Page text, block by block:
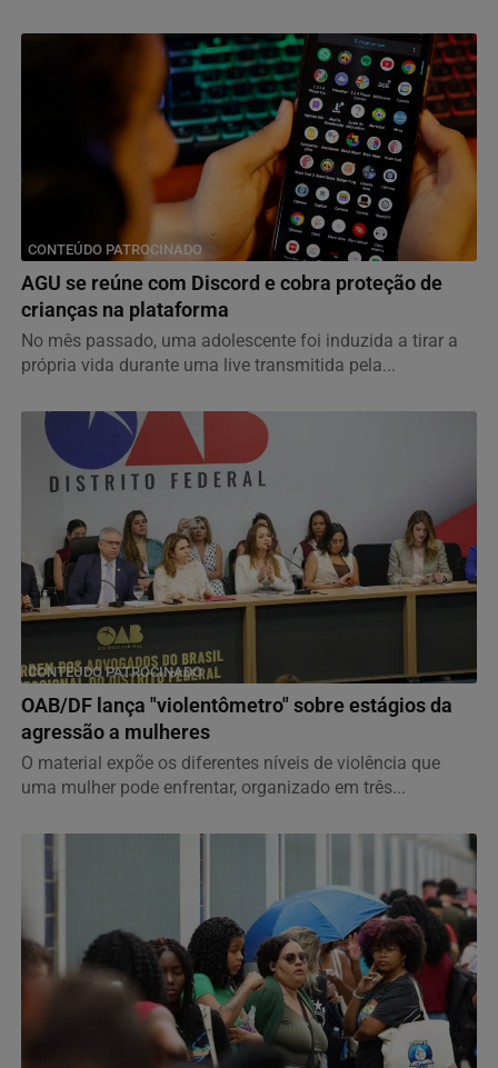
CONTEÚDO PATROCINADO
AGU se reúne com Discord e cobra proteção de
crianças na plataforma
No mês passado, uma adolescente foi induzida a tirar a
própria vida durante uma live transmitida pela...
CONTEÚDO PATROCINADO
OAB/DF lança "violentômetro" sobre estágios da
agressão a mulheres
O material expõe os diferentes níveis de violência que
uma mulher pode enfrentar, organizado em três...